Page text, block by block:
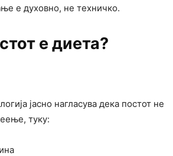
е духовно, не техничко.
е диета?
јасно нагласува дека постот не
туку: